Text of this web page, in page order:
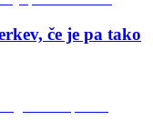
če je pa tako